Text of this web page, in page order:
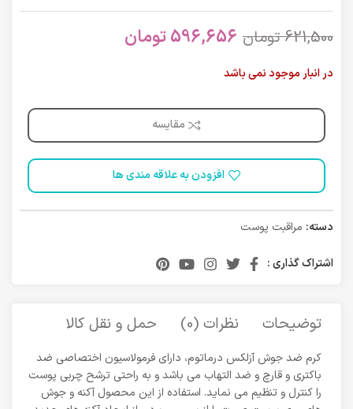
621,500 تومان 596,656تومان
در انبار موجود نمی باشد
مقایسه
افزودن به علاقه مندی ها
دسته: مراقبت پوست
اشتراک گذاری :
توضیحات نظرات (0) حمل و نقل کالا
کرم ضد جوش آزلکس درماتوم، دارای فرمولاسیون اختصاصی ضد
باکتری و قارچ و ضد التهاب می باشد و به راحتی ترشح چربی پوست
را کنترل و تنظیم می نماید. استفاده از این محصول آکنه و جوش